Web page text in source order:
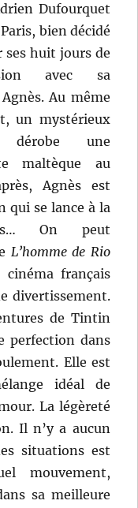
Dufourquet
bien décidé
ses huit jours de
avec sa
Au même
un mystérieux
dérobe une
maltèque au
Agnès est
qui se lance à la
On peut
L’homme de Rio
français
divertissement.
de Tintin
perfection dans
Elle est
idéal de
La légèreté
Il n’y a aucun
situations est
mouvement,
sa meilleure